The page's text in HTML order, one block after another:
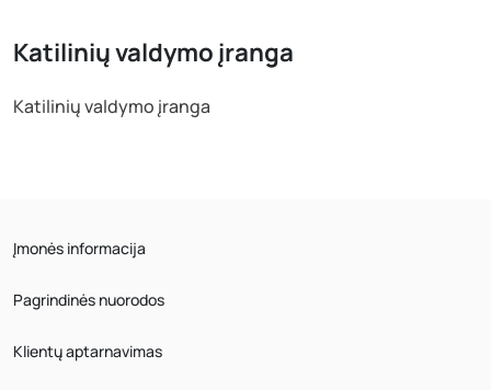
Katilinių valdymo įranga
Katilinių valdymo įranga
Įmonės informacija
Pagrindinės nuorodos
Klientų aptarnavimas